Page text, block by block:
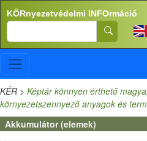
Ugrás a tartalomra
KÖRnyezetvédelmi INFOrmáció
Search
KÉR > Képtár könnyen érthető
környezetszennyező anyagok és
Akkumulátor (elemek)